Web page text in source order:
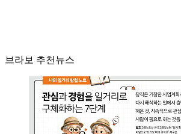
브라보 추천뉴스